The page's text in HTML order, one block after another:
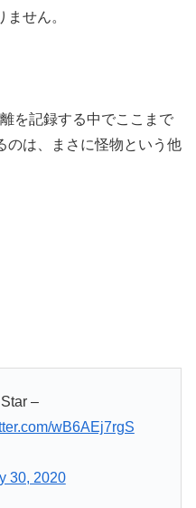
せん。
を記録する中でここまで
のは、まさに怪物という他
–
wB6AEj7rgS
30, 2020